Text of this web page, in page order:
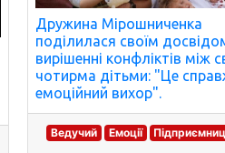
Дружина Мірошниченка
поділилася своїм
вирішенні конфліктів між
чотирма дітьми: "Це
емоційний вихор".
Ведучий Емоції